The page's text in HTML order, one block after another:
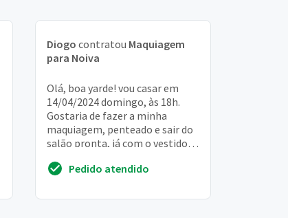
Diogo contratou Maquiagem
para Noiva
Olá, boa yarde! vou casar em
14/04/2024 domingo, às 18h.
Gostaria de fazer a minha
maquiagem, penteado e sair do
salão pronta, já com o vestido.
suficient...
Pedido atendido